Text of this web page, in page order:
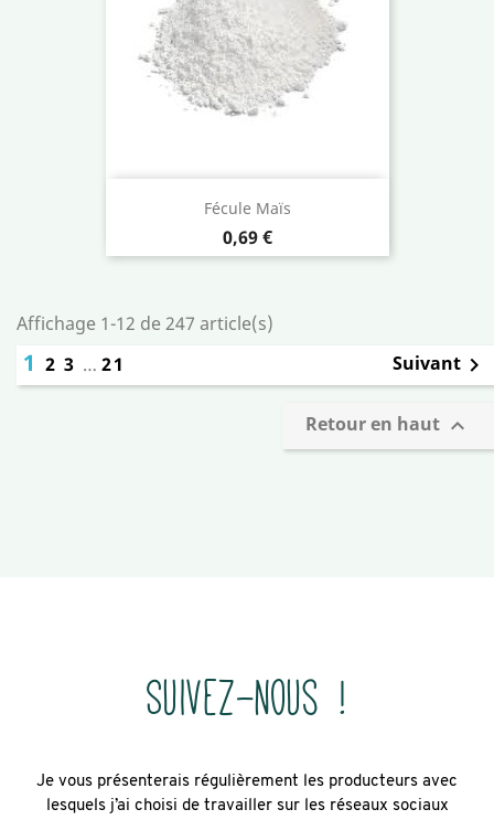
Fécule Maïs
Prix
0,69 €
Affichage 1-12 de 247 article(s)
1 2 3 … 21 Suivant 
Retour en haut 
Suivez-nous !
Je vous présenterais régulièrement les producteurs avec
lesquels j’ai choisi de travailler sur les réseaux sociaux